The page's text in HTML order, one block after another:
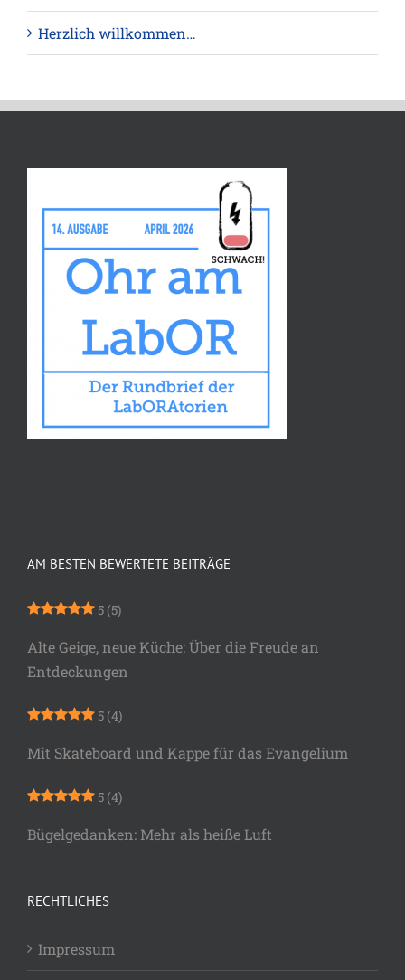
Herzlich willkommen…
AM BESTEN BEWERTETE BEITRÄGE
5 (5)
Alte Geige, neue Küche: Über die Freude an
Entdeckungen
5 (4)
Mit Skateboard und Kappe für das Evangelium
5 (4)
Bügelgedanken: Mehr als heiße Luft
RECHTLICHES
Impressum